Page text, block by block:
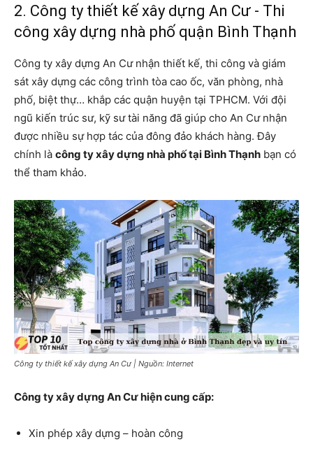
2. Công ty thiết kế xây dựng An Cư - Thi
công xây dựng nhà phố quận Bình Thạnh
Công ty xây dựng An Cư nhận thiết kế, thi công và giám
sát xây dựng các công trình tòa cao ốc, văn phòng, nhà
phố, biệt thự… khắp các quận huyện tại TPHCM. Với đội
ngũ kiến trúc sư, kỹ sư tài năng đã giúp cho An Cư nhận
được nhiều sự hợp tác của đông đảo khách hàng. Đây
chính là công ty xây dựng nhà phố tại Bình Thạnh bạn có
thể tham khảo.
Công ty thiết kế xây dựng An Cư | Nguồn: Internet
Công ty xây dựng An Cư hiện cung cấp:
Xin phép xây dựng – hoàn công